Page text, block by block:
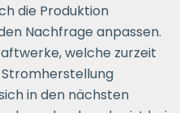
die Produktion
Nachfrage anpassen.
welche zurzeit
in den nächsten